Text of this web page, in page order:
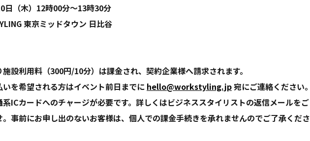
日（木）12時00分～13時30分
東京ミッドタウン 日比谷
設利用料（300円/10分）は課金され、契約企業様へ請求されます。
を希望される方はイベント前日までに hello@workstyling.jp宛にご連絡ください。
ICカードへのチャージが必要です。詳しくはビジネススタイリストの返信メールをご
事前にお申し出のないお客様は、個人での課金手続きを承れませんのでご了承くださ